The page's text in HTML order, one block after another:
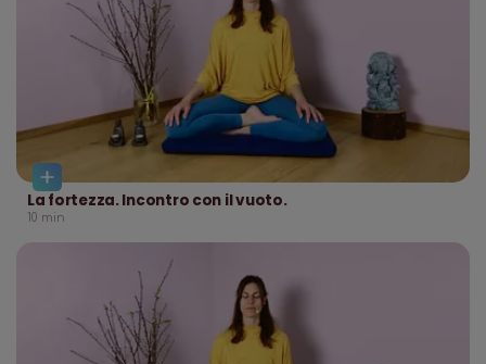
La fortezza. Incontro con il vuoto.
10 min